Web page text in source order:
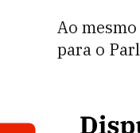
Ao
para o